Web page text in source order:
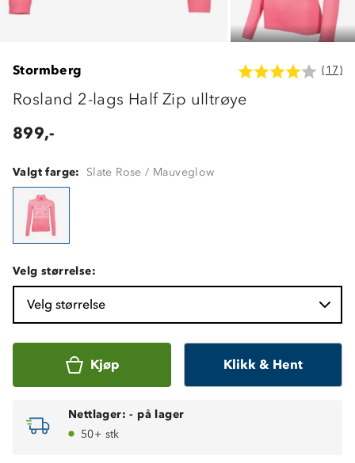
Stormberg (17)
Rosland 2-lags Half Zip ulltrøye
899,-
Valgt farge: Slate Rose / Mauveglow
Velg størrelse:
Velg størrelse
Kjøp Klikk & Hent
Nettlager: - på lager
50+ stk